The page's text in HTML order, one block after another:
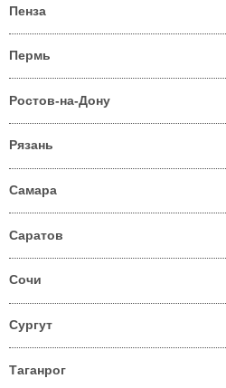
Пенза
Пермь
Ростов-на-Дону
Рязань
Самара
Саратов
Сочи
Сургут
Таганрог